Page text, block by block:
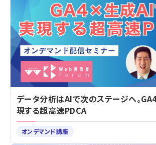
データ分析はAIで次のステージへ。
現する超高速PDCA
オンデマンド講座